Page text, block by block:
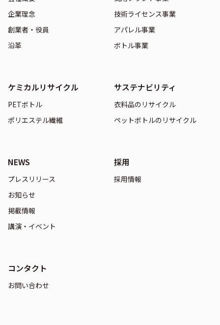
企業理念
創業者・役員
沿革
技術ライセンス事業
アパレル事業
ボトル事業
ケミカルリサイクル
PETボトル
ポリエステル繊維
サステナビリティ
衣料品のリサイクル
ペットボトルのリサイクル
NEWS
プレスリリース
お知らせ
掲載情報
講演・イベント
採用
採用情報
コンタクト
お問い合わせ